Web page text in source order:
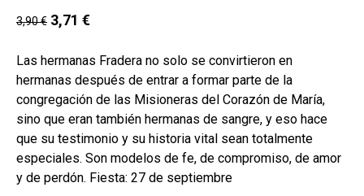
MI CUENTA
BUSCAR
CAT
ESP
3,90€ 3,71 €
Las hermanas Fradera no solo se convirtieron en
hermanas después de entrar a formar parte de la
congregación de las Misioneras del Corazón de María,
sino que eran también hermanas de sangre, y eso hace
que su testimonio y su historia vital sean totalmente
especiales. Son modelos de fe, de compromiso, de amor
y de perdón. Fiesta: 27 de septiembre